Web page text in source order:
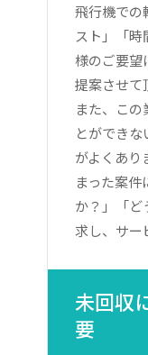
飛行機での
スト」「
様のご要望
提案させて
また、こ
とができ
がよくあり
まった案
か？」「ど
求し、サー
未回収
要